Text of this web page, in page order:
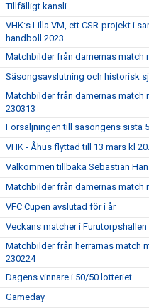
Tillfälligt kansli
VHK:s Lilla VM, ett CSR-projekt i
handboll 2023
Matchbilder från damernas match
Säsongsavslutning och historisk
Matchbilder från damernas match
230313
Försäljningen till säsongens sista
VHK - Åhus flyttad till 13 mars kl
Välkommen tillbaka Sebastian
Matchbilder från damernas match
VFC Cupen avslutad för i år
Veckans matcher i Furutorpshallen
Matchbilder från herrarnas match
230224
Dagens vinnare i 50/50 lotteriet.
Gameday